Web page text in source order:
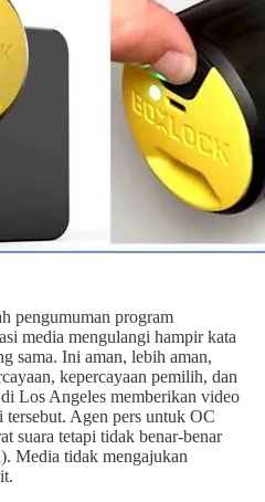
pengumuman program
media mengulangi hampir kata
sama. Ini aman, lebih aman,
kepercayaan pemilih, dan
Los Angeles memberikan video
Agen pers untuk OC
suara tetapi tidak benar-benar
Media tidak mengajukan